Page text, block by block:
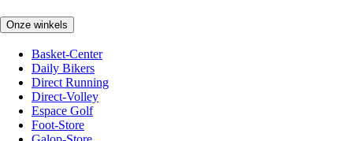
Onze winkels
Basket-Center
Daily Bikers
Direct Running
Direct-Volley
Espace Golf
Foot-Store